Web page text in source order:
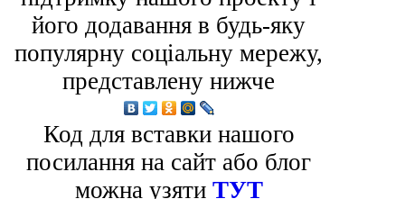
його додавання в будь-яку
популярну соціальну мережу,
представлену нижче
Код для вставки нашого
посилання на сайт або блог
можна узяти ТУТ